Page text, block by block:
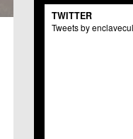
TWITTER
Tweets by